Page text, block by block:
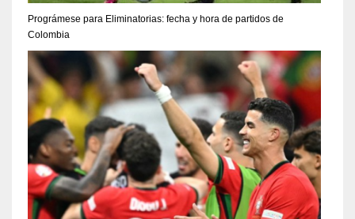
Prográmese para Eliminatorias: fecha y hora de partidos de
Colombia